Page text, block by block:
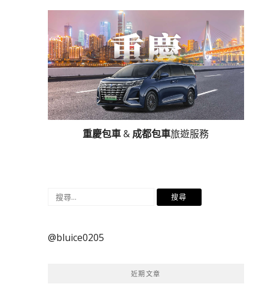
重慶包車& 成都包車旅遊服務
搜
鍵
@bluice0205
近期文章